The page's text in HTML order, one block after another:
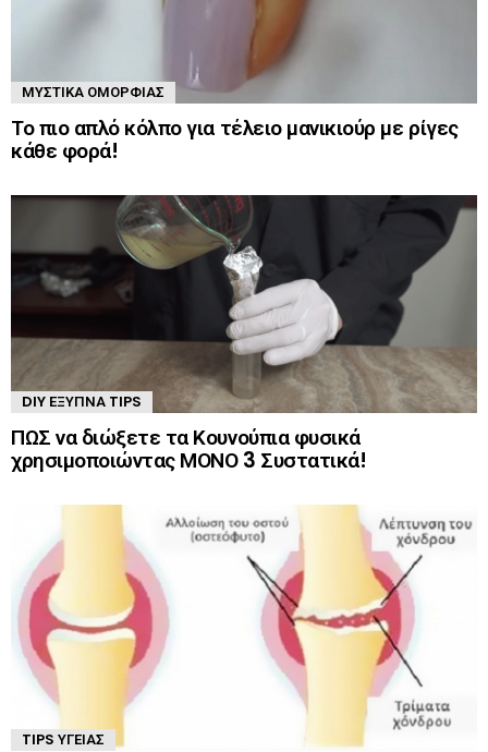
ΜΥΣΤΙΚΆ ΟΜΟΡΦΙΆΣ
Το πιο απλό κόλπο για τέλειο μανικιούρ με ρίγες
κάθε φορά!
DIY ΈΞΥΠΝΑ TIPS
ΠΩΣ να διώξετε τα Κουνούπια φυσικά
χρησιμοποιώντας ΜΟΝΟ 3 Συστατικά!
TIPS ΥΓΕΊΑΣ